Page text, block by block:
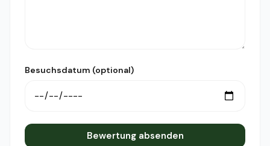
Besuchsdatum (optional)
Bewertung absenden